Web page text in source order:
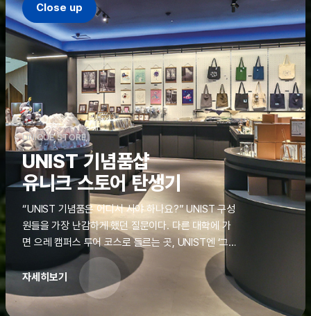
Close up
UNIQUE STORE
UNIST 기념품샵
유니크 스토어 탄생기
“UNIST 기념품은 어디서 사야 하나요?” UNIST 구성
원들을 가장 난감하게 했던 질문이다. 다른 대학에 가
면 으레 캠퍼스 투어 코스로 들르는 곳, UNIST엔 ‘그
것’이 없었다. 학교 탐방을 왔던 고등학생도, 자녀를 방
문하러 온 학부모도 빈손으로 돌려보내야 했던 아쉬움
을 달래줄 공간이 ‘유니크 스토어(UNIQUE
STORE)’라는 이름으로 지난해 11월 문을 열었다.
자세히보기